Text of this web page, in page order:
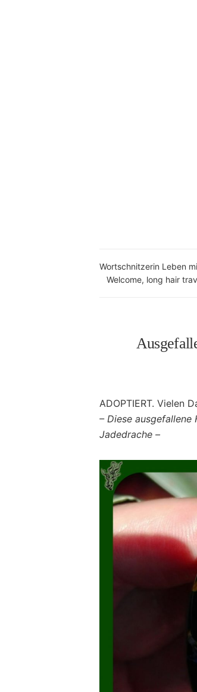
Wortschnitzerin Leben
Welcome, long hair
ADOPTIERT. Vielen
– Diese
Jadedrache –